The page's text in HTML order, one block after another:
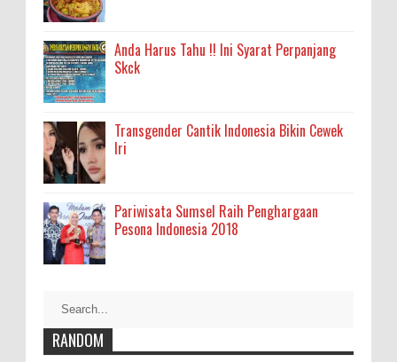
Anda Harus Tahu !! Ini Syarat Perpanjang
Skck
Transgender Cantik Indonesia Bikin Cewek
Iri
Pariwisata Sumsel Raih Penghargaan
Pesona Indonesia 2018
RANDOM